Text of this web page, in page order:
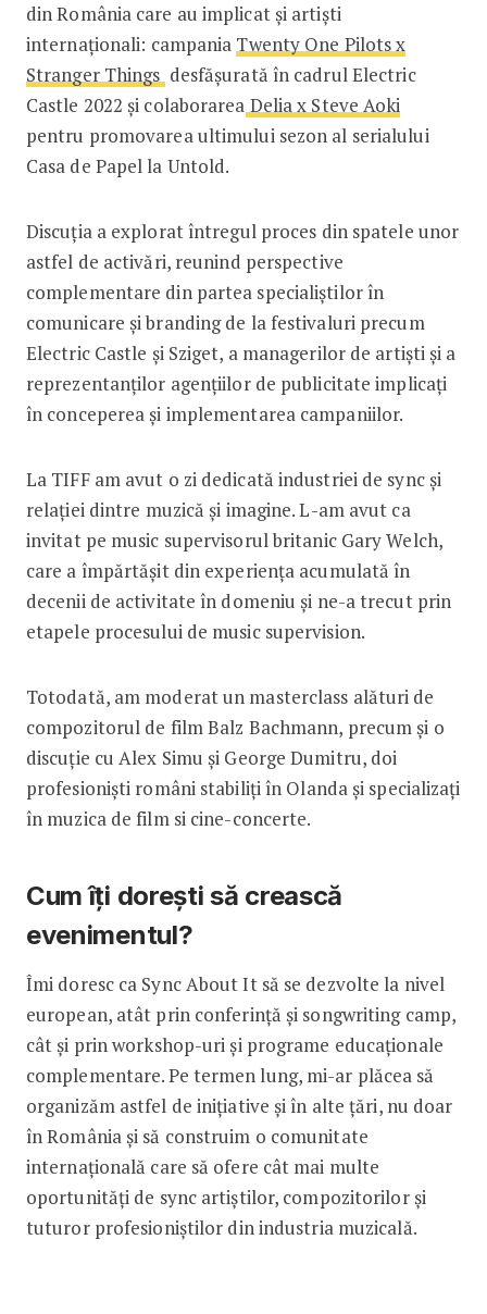
din România care au implicat și artiști
internaționali: campania Twenty One Pilots x
Stranger Things desfășurată în cadrul Electric
Castle 2022 și colaborarea Delia x Steve Aoki
pentru promovarea ultimului sezon al serialului
Casa de Papel la Untold.
Discuția a explorat întregul proces din spatele unor
astfel de activări, reunind perspective
complementare din partea specialiștilor în
comunicare și branding de la festivaluri precum
Electric Castle și Sziget, a managerilor de artiști și a
reprezentanților agențiilor de publicitate implicați
în conceperea și implementarea campaniilor.
La TIFF am avut o zi dedicată industriei de sync și
relației dintre muzică și imagine. L-am avut ca
invitat pe music supervisorul britanic Gary Welch,
care a împărtășit din experiența acumulată în
decenii de activitate în domeniu și ne-a trecut prin
etapele procesului de music supervision.
Totodată, am moderat un masterclass alături de
compozitorul de film Balz Bachmann, precum și o
discuție cu Alex Simu și George Dumitru, doi
profesioniști români stabiliți în Olanda și specializați
în muzica de film si cine-concerte.
Cum îți dorești să crească
evenimentul?
Îmi doresc ca Sync About It să se dezvolte la nivel
european, atât prin conferință și songwriting camp,
cât și prin workshop-uri și programe educaționale
complementare. Pe termen lung, mi-ar plăcea să
organizăm astfel de inițiative și în alte țări, nu doar
în România și să construim o comunitate
internațională care să ofere cât mai multe
oportunități de sync artiștilor, compozitorilor și
tuturor profesioniștilor din industria muzicală.